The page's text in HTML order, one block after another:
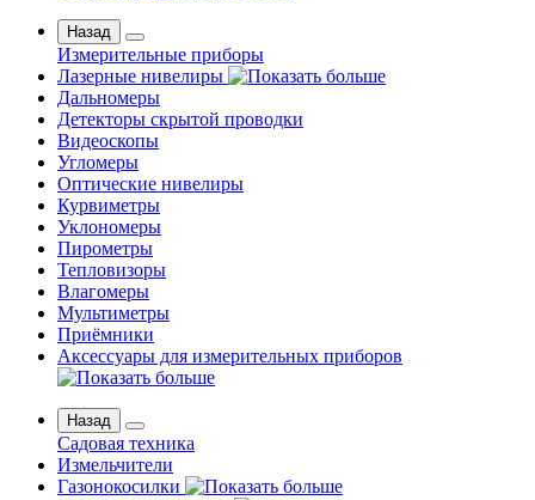
Назад
Измерительные приборы
Лазерные нивелиры
Дальномеры
Детекторы скрытой проводки
Видеоскопы
Угломеры
Оптические нивелиры
Курвиметры
Уклономеры
Пирометры
Тепловизоры
Влагомеры
Мультиметры
Приёмники
Аксессуары для измерительных приборов
Назад
Садовая техника
Измельчители
Газонокосилки